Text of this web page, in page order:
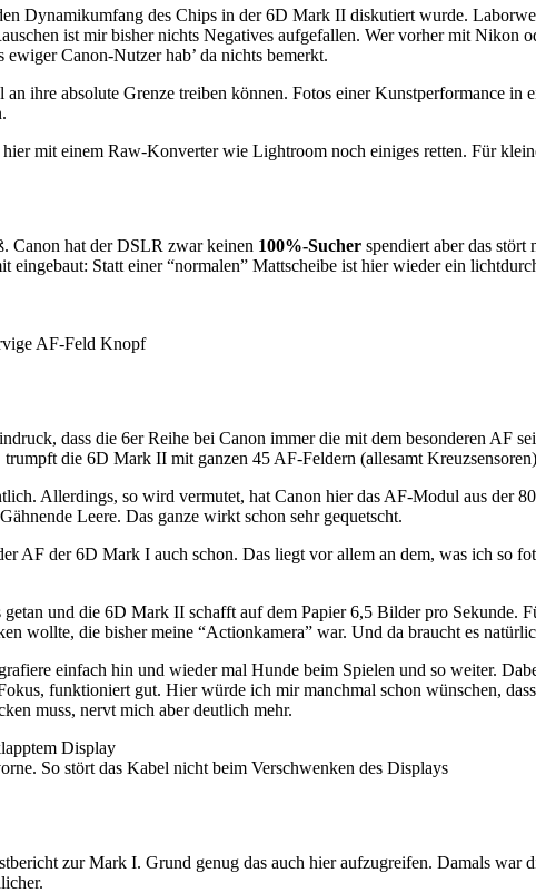
Dynamikumfang des Chips in der 6D Mark II diskutiert wurde.
ist mir bisher nichts Negatives aufgefallen. Wer vorher mit Nikon
Canon-Nutzer hab’ da nichts bemerkt.
ihre absolute Grenze treiben können. Fotos einer Kunstperformance
mit einem Raw-Konverter wie Lightroom noch einiges retten. Für
Canon hat der DSLR zwar keinen 100%-Sucher spendiert aber das
Statt einer “normalen” Mattscheibe ist hier wieder ein
AF-Feld Knopf
dass die 6er Reihe bei Canon immer die mit dem besonderen AF
trumpft die 6D Mark II mit ganzen 45 AF-Feldern (allesamt
Allerdings, so wird vermutet, hat Canon hier das AF-Modul aus der
Leere. Das ganze wirkt schon sehr gequetscht.
AF der 6D Mark I auch schon. Das liegt vor allem an dem, was ich so
und die 6D Mark II schafft auf dem Papier 6,5 Bilder pro Sekunde.
wollte, die bisher meine “Actionkamera” war. Und da braucht es
einfach hin und wieder mal Hunde beim Spielen und so weiter.
funktioniert gut. Hier würde ich mir manchmal schon wünschen,
muss, nervt mich aber deutlich mehr.
So stört das Kabel nicht beim Verschwenken des Displays
zur Mark I. Grund genug das auch hier aufzugreifen. Damals war